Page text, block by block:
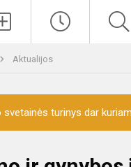
Aktualijos
svetainės turinys dar